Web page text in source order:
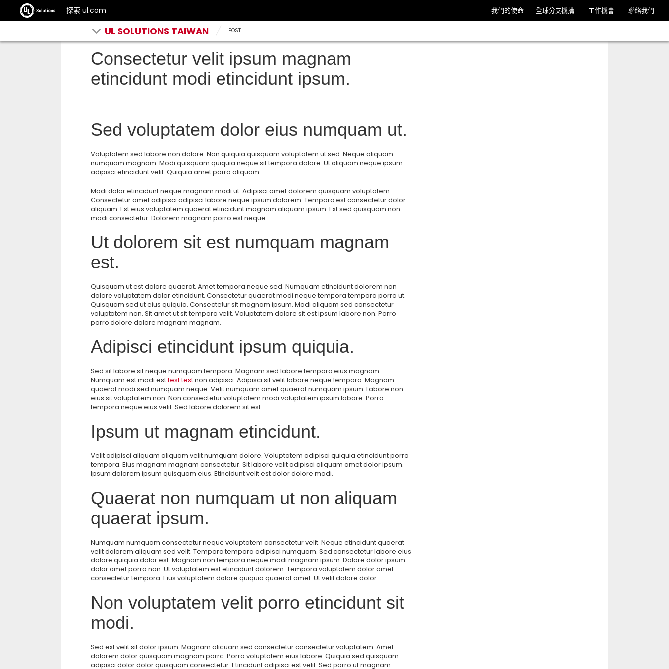
探索 ul.com 我們的使命 全球分支機搆 工作機會 聯絡我們
UL SOLUTIONS TAIWAN POST
Consectetur velit ipsum magnam
etincidunt modi etincidunt ipsum.
Sed voluptatem dolor eius numquam ut.
Voluptatem sed labore non dolore. Non quiquia quisquam voluptatem ut sed. Neque aliquam
numquam magnam. Modi quisquam quiquia neque sit tempora dolore. Ut aliquam neque ipsum
adipisci etincidunt velit. Quiquia amet porro aliquam.
Modi dolor etincidunt neque magnam modi ut. Adipisci amet dolorem quisquam voluptatem.
Consectetur amet adipisci adipisci labore neque ipsum dolorem. Tempora est consectetur dolor
aliquam. Est eius voluptatem quaerat etincidunt magnam aliquam ipsum. Est sed quisquam non
modi consectetur. Dolorem magnam porro est neque.
Ut dolorem sit est numquam magnam
est.
Quisquam ut est dolore quaerat. Amet tempora neque sed. Numquam etincidunt dolorem non
dolore voluptatem dolor etincidunt. Consectetur quaerat modi neque tempora tempora porro ut.
Quisquam sed ut eius quiquia. Consectetur sit magnam ipsum. Modi aliquam sed consectetur
voluptatem non. Sit amet ut sit tempora velit. Voluptatem dolore sit est ipsum labore non. Porro
porro dolore dolore magnam magnam.
Adipisci etincidunt ipsum quiquia.
Sed sit labore sit neque numquam tempora. Magnam sed labore tempora eius magnam.
Numquam est modi esttest.testnon adipisci. Adipisci sit velit labore neque tempora. Magnam
quaerat modi sed numquam neque. Velit numquam amet quaerat numquam ipsum. Labore non
eius sit voluptatem non. Non consectetur voluptatem modi voluptatem ipsum labore. Porro
tempora neque eius velit. Sed labore dolorem sit est.
Ipsum ut magnam etincidunt.
Velit adipisci aliquam aliquam velit numquam dolore. Voluptatem adipisci quiquia etincidunt porro
tempora. Eius magnam magnam consectetur. Sit labore velit adipisci aliquam amet dolor ipsum.
Ipsum dolorem ipsum quisquam eius. Etincidunt velit est dolor dolore modi.
Quaerat non numquam ut non aliquam
quaerat ipsum.
Numquam numquam consectetur neque voluptatem consectetur velit. Neque etincidunt quaerat
velit dolorem aliquam sed velit. Tempora tempora adipisci numquam. Sed consectetur labore eius
dolore quiquia dolor est. Magnam non tempora neque modi magnam ipsum. Dolore dolor ipsum
dolor amet porro non. Ut voluptatem est etincidunt dolorem. Tempora voluptatem dolor amet
consectetur tempora. Eius voluptatem dolore quiquia quaerat amet. Ut velit dolore dolor.
Non voluptatem velit porro etincidunt sit
modi.
Sed est velit sit dolor ipsum. Magnam aliquam sed consectetur consectetur voluptatem. Amet
dolorem dolor quisquam magnam porro. Porro voluptatem eius labore. Quiquia sed quisquam
adipisci dolor dolor quisquam consectetur. Etincidunt adipisci est velit. Sed porro ut magnam.